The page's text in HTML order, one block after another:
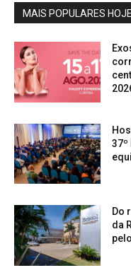
MAIS POPULARES HOJE
Do
da